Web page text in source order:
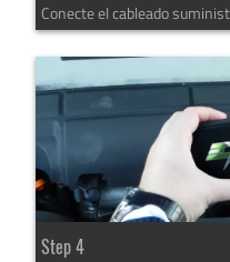
Conecte el cableado
Step 4